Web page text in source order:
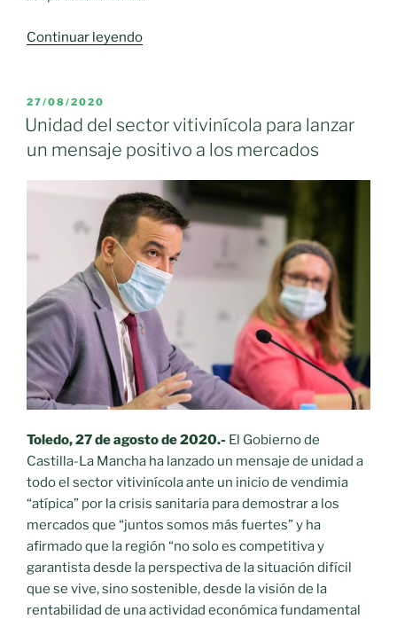
Continuar leyendo«‘Guardianes
el
reconocimiento
Suterra
a
los
agricultores
comprometidos
con
una
producción
más
sostenible»
PUBLICADO
EL
27/08/2020
Unidad del sector vitivinícola para lanzar
un mensaje positivo a los mercados
Toledo, 27 de agosto de 2020.- El Gobierno de
Castilla-La Mancha ha lanzado un mensaje de unidad a
todo el sector vitivinícola ante un inicio de vendimia
“atípica” por la crisis sanitaria para demostrar a los
mercados que “juntos somos más fuertes” y ha
afirmado que la región “no solo es competitiva y
garantista desde la perspectiva de la situación difícil
que se vive, sino sostenible, desde la visión de la
rentabilidad de una actividad económica fundamental